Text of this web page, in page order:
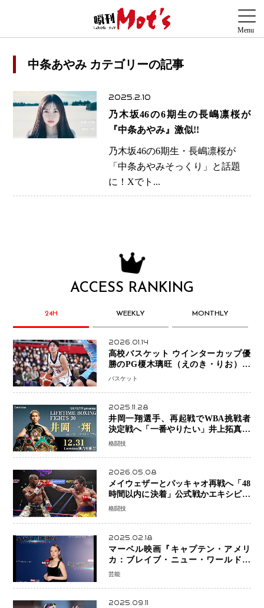
中条あやみ カテゴリーの記事
2025.2.10
乃木坂46の6期生の長嶋凛桜が
『中条あやみ』激似!!
乃木坂46の6期生・長嶋凛桜が
「中条あやみそっくり」と話題
に！Xでト...
ACCESS RANKING
24H WEEKLY MONTHLY
2026.01.14
高校バスケット ウインターカップ優
勝のPG榎木璃旺（えのき・りお）が
プロの現場へ―。
バスケット
2025.11.28
井岡一翔選手、再起戦でWBA挑戦者
決定戦へ「一番やりたい」井上拓真選
手との戦いも視野に
格闘技
2026.05.08
メイウェザーとパッキャオ再戦へ「48
時間以内に決着」公式戦かエキシビシ
ョンか混迷続く
格闘技
2025.02.18
マーベル映画『キャプテン・アメリ
カ：ブレイブ・ニュー・ワールド』
新ブラック・ウィドウ役のシラ・ハー
芸能
2025.09.11